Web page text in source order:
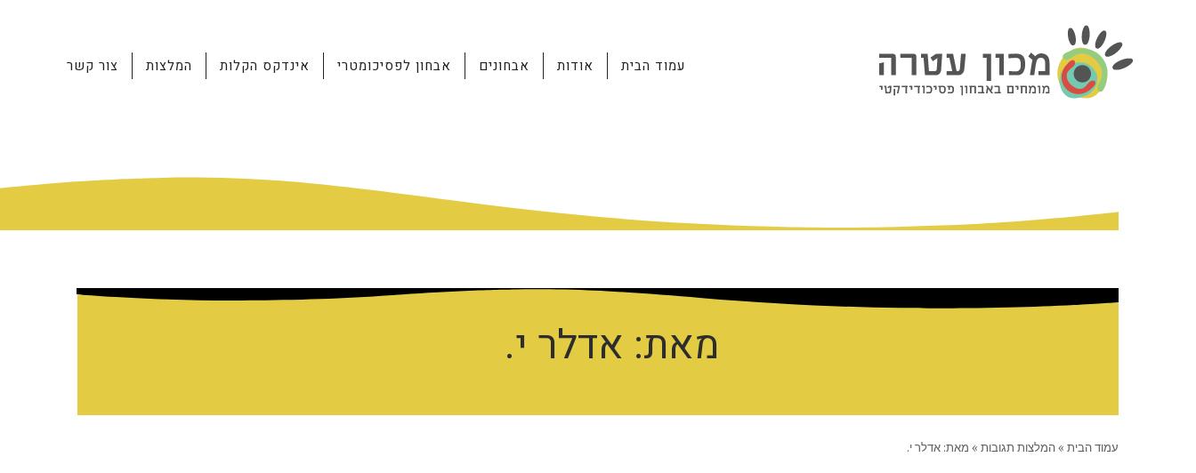
עמוד הבית אודות אבחונים אבחון לפסיכומטרי אינדקס הקלות המלצות צור קשר
מאת: אדלר י.
עמוד הבית »המלצות תגובות » מאת: אדלר י.